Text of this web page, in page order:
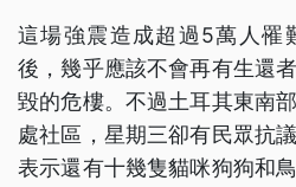
這場強震造成超過5萬人罹
後，幾乎應該不會再有生還
毀的危樓。不過土耳其東南
處社區，星期三卻有民眾抗
表示還有十幾隻貓咪狗狗和